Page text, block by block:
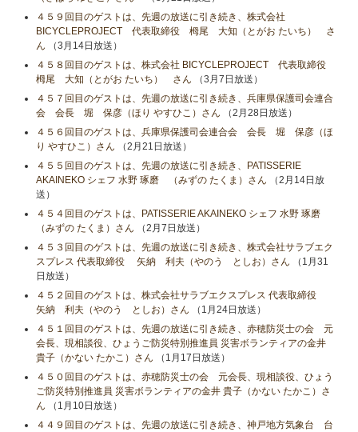
４５９回目のゲストは、先週の放送に引き続き、株式会社
BICYCLEPROJECT 代表取締役 栂尾 大知（とがお たいち） さ
ん （3月14日放送）
４５８回目のゲストは、株式会社 BICYCLEPROJECT 代表取締役
栂尾 大知（とがお たいち） さん （3月7日放送）
４５７回目のゲストは、先週の放送に引き続き、兵庫県保護司会連合
会 会長 堀 保彦（ほり やすひこ）さん （2月28日放送）
４５６回目のゲストは、兵庫県保護司会連合会 会長 堀 保彦（ほ
り やすひこ）さん （2月21日放送）
４５５回目のゲストは、先週の放送に引き続き、PATISSERIE
AKAINEKO シェフ 水野 琢磨 （みずの たくま）さん （2月14日放
送）
４５４回目のゲストは、PATISSERIE AKAINEKO シェフ 水野 琢磨
（みずの たくま）さん （2月7日放送）
４５３回目のゲストは、先週の放送に引き続き、株式会社サラブエク
スプレス 代表取締役 矢納 利夫（やのう としお）さん （1月31
日放送）
４５２回目のゲストは、株式会社サラブエクスプレス 代表取締役
矢納 利夫（やのう としお）さん （1月24日放送）
４５１回目のゲストは、先週の放送に引き続き、赤穂防災士の会 元
会長、現相談役、ひょうご防災特別推進員 災害ボランティアの金井
貴子（かない たかこ）さん （1月17日放送）
４５０回目のゲストは、赤穂防災士の会 元会長、現相談役、ひょう
ご防災特別推進員 災害ボランティアの金井 貴子（かない たかこ）さ
ん （1月10日放送）
４４９回目のゲストは、先週の放送に引き続き、神戸地方気象台 台